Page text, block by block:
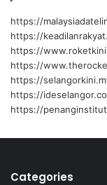
https://
https://
https://
https://
https://
https://
https://
Categories